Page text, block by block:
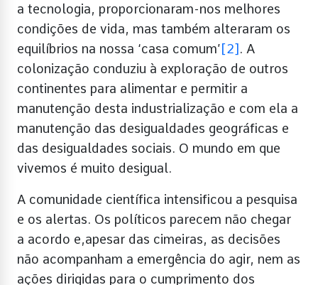
a tecnologia, proporcionaram-nos melhores
condições de vida, mas também alteraram os
equilíbrios na nossa ‘casa comum’[2]. A
colonização conduziu à exploração de outros
continentes para alimentar e permitir a
manutenção desta industrialização e com ela a
manutenção das desigualdades geográficas e
das desigualdades sociais. O mundo em que
vivemos é muito desigual.
A comunidade científica intensificou a pesquisa
e os alertas. Os políticos parecem não chegar
a acordo e,apesar das cimeiras, as decisões
não acompanham a emergência do agir, nem as
ações dirigidas para o cumprimento dos